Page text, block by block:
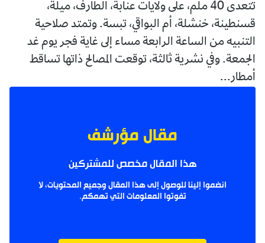
تتعدى 40 ملم، على ولايات عنابة، الطارف، ميلة،
قسنطينة، خنشلة، أم البواقي، تبسة. وتمتد صلاحية
التنبيه من الساعة الرابعة مساء إلى غاية فجر يوم غد
الجمعة. وفي نشرية ثالثة، توقعت المصالح ذاتها تساقط
أمطار...
مقال مؤرشف
هذا المقال مخصص للمشتركين
انضموا إلينا للوصول إلى هذا المقال وجميع المحتويات، لا
تفوتوا المعلومات التي تهمكم.